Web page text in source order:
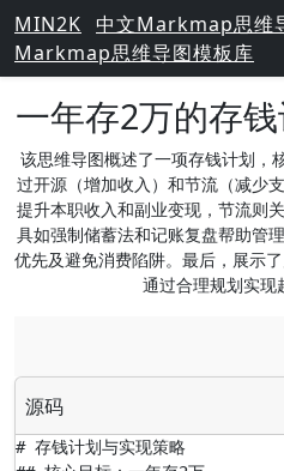
MIN2K 中文Markmap思维
Markmap思维导图模板库
一年存2万的存
该思维导图概述了一项存钱计划，
过开源（增加收入）和节流（减少
提升本职收入和副业变现，节流则
具如强制储蓄法和记账复盘帮助管
优先及避免消费陷阱。最后，展示
通过合理规划实现
源码
# 存钱计划与实现策略